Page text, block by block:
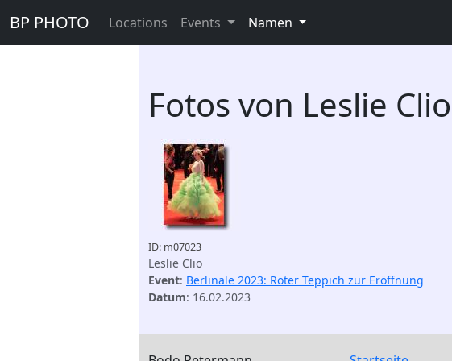
BP PHOTO Locations Events Namen
Fotos von Leslie Clio
ID: m07023
Leslie Clio
Event: Berlinale 2023: Roter Teppich zur Eröffnung
Datum: 16.02.2023